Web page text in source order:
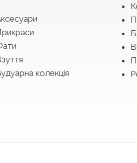
колекція